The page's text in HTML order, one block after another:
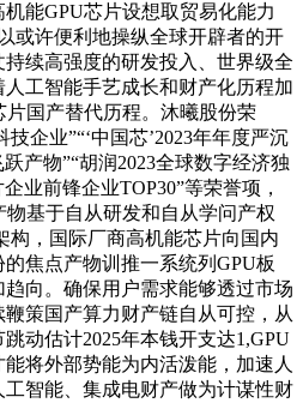
能GPU芯片设想取贸易化能力
或许便利地操纵全球开辟者的开
续高强度的研发投入、世界级全
工智能手艺成长和财产化历程加
国产替代历程。沐曦股份荣
企业”“‘中国芯’2023年年度严沉
产物”“胡润2023全球数字经济独
业前锋企业TOP30”等荣誉项，
基于自从研发和自从学问产权
构，国际厂商高机能芯片向国内
焦点产物训推一系统列GPU板
向。确保用户需求能够透过市场
策国产算力财产链自从可控，从
动估计2025年本钱开支达1,GPU
将外部势能为内活泼能，加速人
智能、集成电财产做为计谋性财